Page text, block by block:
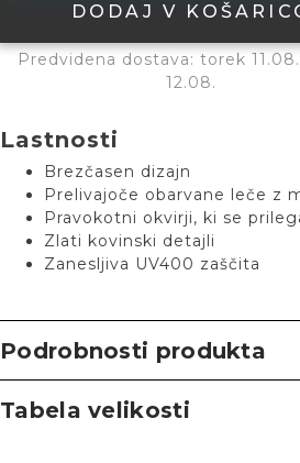
DODAJ V
Predvidena dostava: torek
12.08.
Lastnosti
Brezčasen dizajn
Prelivajoče obarvane leče z
Pravokotni okvirji, ki se
Zlati kovinski detajli
Zanesljiva UV400 zaščita
Podrobnosti produkta
Tabela velikosti